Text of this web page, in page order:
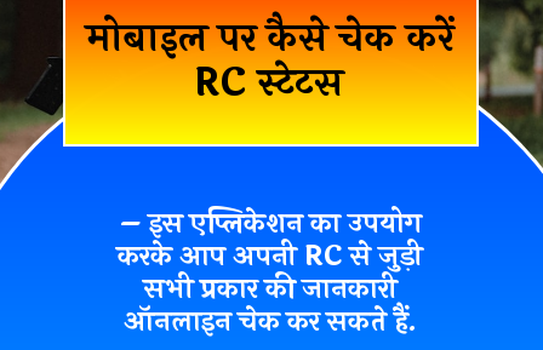
मोबाइल पर कैसे चेक करें
RC स्टेटस
– इस एप्लिकेशन का उपयोग
करके आप अपनीRC से जुड़ी
सभी प्रकार की जानकारी
ऑनलाइन चेक कर सकते हैं.